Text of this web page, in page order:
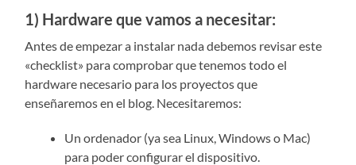
1) Hardware que vamos a necesitar:
Antes de empezar a instalar nada debemos revisar este
«checklist» para comprobar que tenemos todo el
hardware necesario para los proyectos que
enseñaremos en el blog. Necesitaremos:
Un ordenador (ya sea Linux, Windows o Mac)
para poder configurar el dispositivo.